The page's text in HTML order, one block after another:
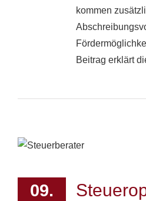
kommen
Beitrag erklärt
09.